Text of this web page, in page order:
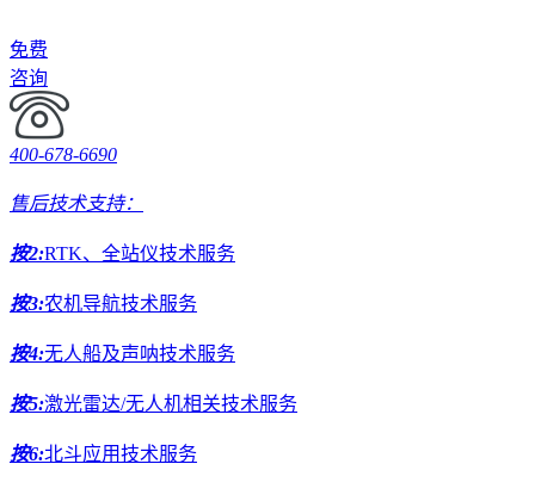
免费
咨询
400-678-6690
售后技术支持：
按2:RTK、全站仪技术服务
按3:农机导航技术服务
按4:无人船及声呐技术服务
按5:激光雷达/无人机相关技术服务
按6:北斗应用技术服务